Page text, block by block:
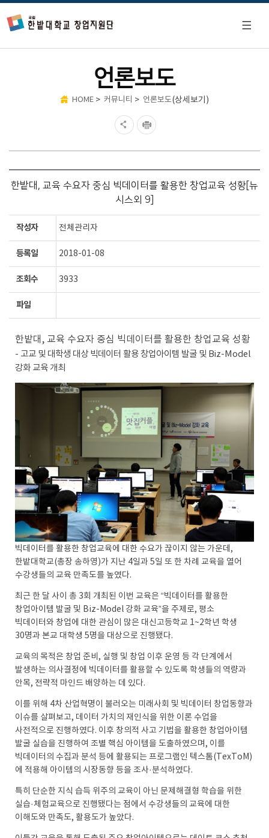
언론보도
HOME > 커뮤니티 > 언론보도(상세보기)
한밭대, 교육 수요자 중심 빅데이터를 활용한 창업교육 성황[뉴
시스외 9]
작성자 전체관리자
등록일 2018-01-08
조회수 3933
파일
한밭대, 교육 수요자 중심 빅데이터를 활용한 창업교육 성황
- 고교 및 대학생 대상 빅데이터 활용 창업아이템 발굴 및 Biz-Model
강화 교육 개최
빅데이터를 활용한 창업교육에 대한 수요가 끊이지 않는 가운데,
한밭대학교(총장 송하영)가 지난 4일과 5일 또 한 차례 교육을 열어
수강생들의 교육 만족도를 높였다.
최근 한 달 사이 총 3회 개최된 이번 교육은 “빅데이터를 활용한
창업아이템 발굴 및 Biz-Model 강화 교육”을 주제로, 평소
빅데이터와 창업에 대한 관심이 많은 대신고등학교 1~2학년 학생
30명과 본교 대학생 5명을 대상으로 진행됐다.
교육의 목적은 창업 준비, 실행 및 창업 이후 운영 등 각 단계에서
발생하는 의사결정에 빅데이터를 활용할 수 있도록 학생들의 역량과
안목, 전략적 마인드 배양하는 데 있다.
이를 위해 4차 산업혁명이 불러오는 미래사회 및 빅데이터 창업동향과
이슈를 살펴보고, 데이터 가치의 재인식을 위한 이론 수업을
사전적으로 진행하였다. 이후 창의적 사고 기법을 활용한 창업아이템
발굴 실습을 진행하여 조별 핵심 아이템을 도출하였으며, 이를
빅데이터의 수집과 분석 등에 활용되는 프로그램인 텍스톰(TexToM)
에 적용해 아이템의 시장동향 등을 조사·분석하였다.
특히 단순한 지식 습득 위주의 교육이 아닌 문제해결형 학습을 위한
실습·체험교육으로 진행됐다는 점에서 수강생들의 교육에 대한
이해도와 만족도, 활용도가 높았다.